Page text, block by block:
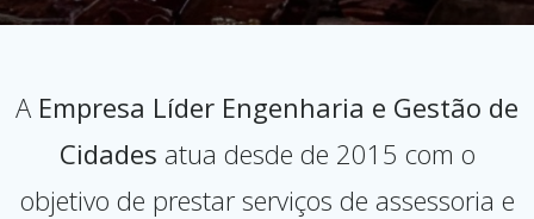
A Empresa Líder Engenharia e Gestão de
Cidades atua desde de 2015 com o
objetivo de prestar serviços de assessoria e